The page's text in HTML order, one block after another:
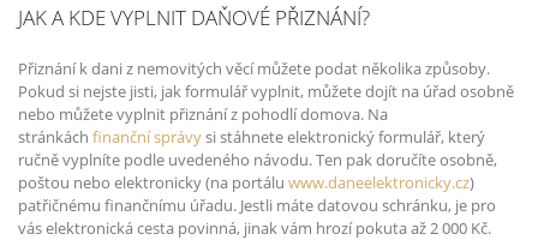
JAK A KDE VYPLNIT DAŇOVÉ PŘIZNÁNÍ?
Přiznání k dani z nemovitých věcí můžete podat několika způsoby.
Pokud si nejste jisti, jak formulář vyplnit, můžete dojít na úřad osobně
nebo můžete vyplnit přiznání z pohodlí domova. Na
stránkách finanční správysi stáhnete elektronický formulář, který
ručně vyplníte podle uvedeného návodu. Ten pak doručíte osobně,
poštou nebo elektronicky (na portálu www.daneelektronicky.cz)
patřičnému finančnímu úřadu. Jestli máte datovou schránku, je pro
vás elektronická cesta povinná, jinak vám hrozí pokuta až 2 000 Kč.